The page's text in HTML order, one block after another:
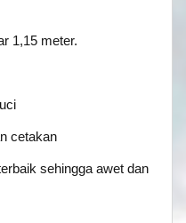
1,15 meter.
cetakan
sehingga awet dan